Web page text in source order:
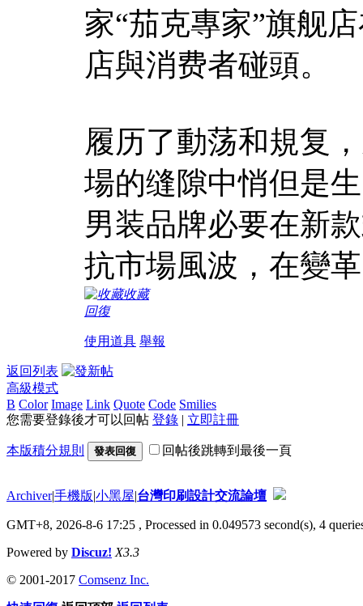
家“茄克專家”旗舰
店與消费者碰頭。
履历了動荡和規复
場的缝隙中悄但是
男装品牌必要在新
抗市場風波，在變
收藏
回復
使用道具 舉報
返回列表
高級模式
B Color Image Link Quote Code Smilies
您需要登錄後才可以回帖 登錄 | 立即註冊
本版積分規則 發表回復 回帖後跳轉到最後一頁
Archiver|手機版|小黑屋|台灣印刷設計交流論壇
GMT+8, 2026-8-6 17:25 , Processed in 0.049573 second(s), 4
Powered by Discuz! X3.3
© 2001-2017 Comsenz Inc.